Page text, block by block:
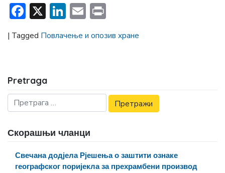
Facebook
X LinkedIn
Email
| Tagged Повлачење и опозив хране
Pretraga
Скорашњи чланци
Свечана додјела Рјешења о заштити ознаке
географског поријекла за прехрамбени производ